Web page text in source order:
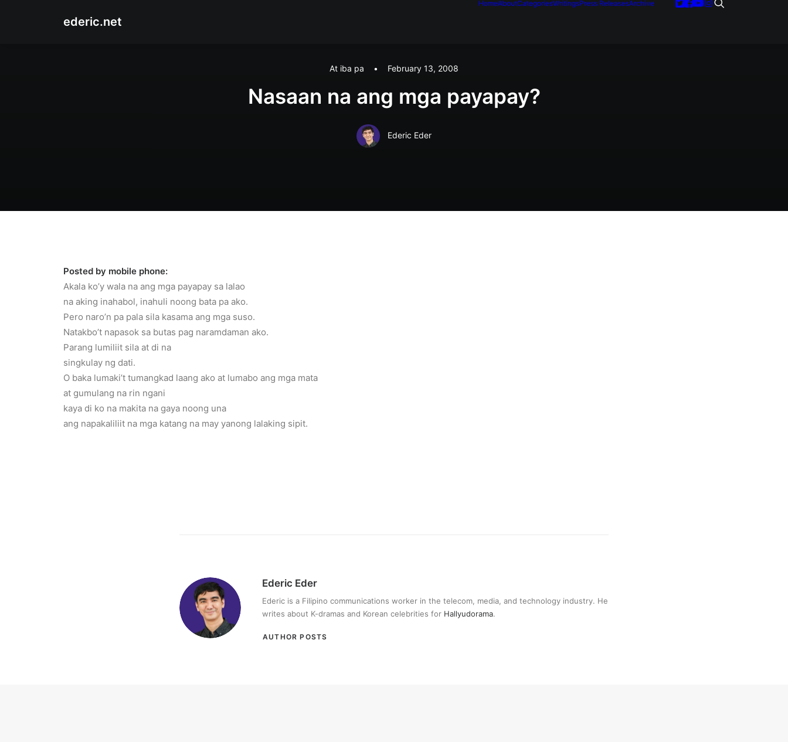
ederic.net
HomeAboutCategoriesWritingsPress ReleasesArchive
At iba pa • February 13, 2008
Nasaan na ang mga payapay?
Ederic Eder
Posted by mobile phone:
Akala ko’y wala na ang mga payapay sa lalao
na aking inahabol, inahuli noong bata pa ako.
Pero naro’n pa pala sila kasama ang mga suso.
Natakbo’t napasok sa butas pag naramdaman ako.
Parang lumiliit sila at di na
singkulay ng dati.
O baka lumaki’t tumangkad laang ako at lumabo ang mga mata
at gumulang na rin ngani
kaya di ko na makita na gaya noong una
ang napakaliliit na mga katang na may yanong lalaking sipit.
Ederic Eder
Ederic is a Filipino communications worker in the telecom, media, and technology industry. He
writes about K-dramas and Korean celebrities for Hallyudorama.
AUTHOR POSTS